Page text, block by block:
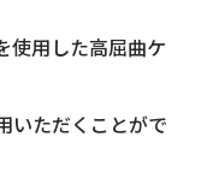
使用した高屈曲ケ
いただくことがで